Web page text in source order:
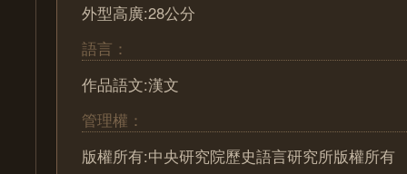
外型高廣:28公分
語言：
作品語文:漢文
管理權：
版權所有:中央研究院歷史語言研究所版權所有